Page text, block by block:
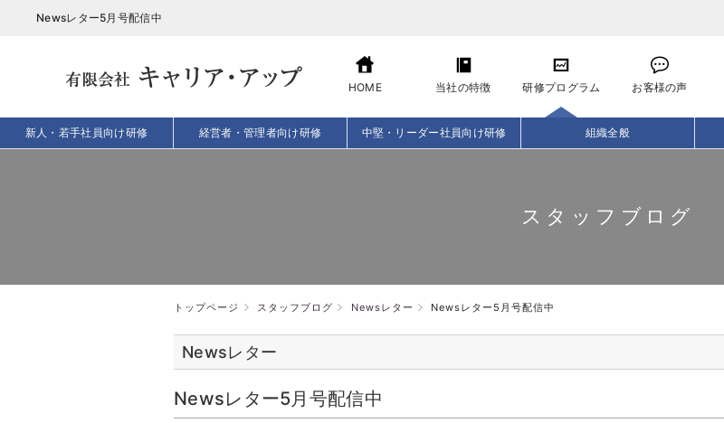
Newsレター5月号配信中
HOME 当社の特徴 研修プログラム お客様の声
新人・若手社員向け研修 経営者・管理者向け研修 中堅・リーダー社員向け研修 組織全般
スタッフブログ
トップページ スタッフブログ Newsレター Newsレター5月号配信中
Newsレター
Newsレター5月号配信中